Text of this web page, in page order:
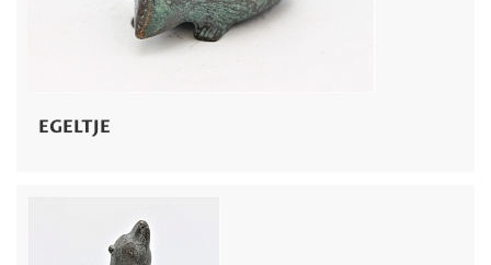
EGELTJE